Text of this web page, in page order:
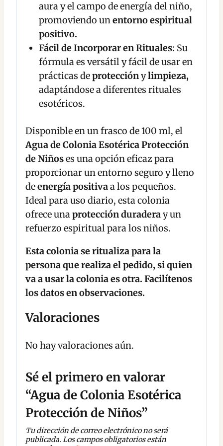
aura y el campo de energía del niño,
promoviendo unentorno espiritual
positivo.
Fácil de Incorporar en Rituales: Su
fórmula es versátil y fácil de usar en
prácticas deprotecciónylimpieza,
adaptándose a diferentes rituales
esotéricos.
Disponible en un frasco de 100 ml, el
Agua de Colonia Esotérica Protección
de Niñoses una opción eficaz para
proporcionar un entorno seguro y lleno
deenergíapositivaa los pequeños.
Ideal para uso diario, esta colonia
ofrece unaprotección duraderay un
refuerzo espiritual para los niños.
Esta colonia se ritualiza para la
persona que realiza el pedido, si quien
va a usar la colonia es otra. Facilítenos
los datos en observaciones.
Valoraciones
No hay valoraciones aún.
Sé el primero en valorar
“Agua de Colonia Esotérica
Protección de Niños”
Tu dirección de correo electrónico no será
publicada. Los campos obligatorios están